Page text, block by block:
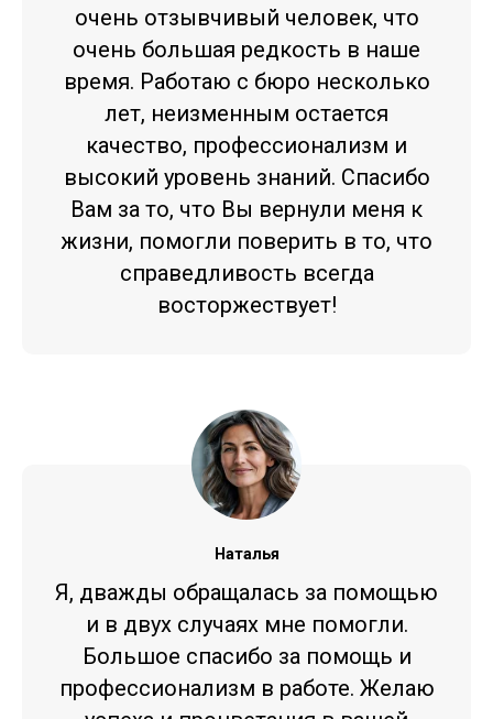
очень отзывчивый человек, что
очень большая редкость в наше
время. Работаю с бюро несколько
лет, неизменным остается
качество, профессионализм и
высокий уровень знаний. Спасибо
Вам за то, что Вы вернули меня к
жизни, помогли поверить в то, что
справедливость всегда
восторжествует!
Наталья
Я, дважды обращалась за помощью
и в двух случаях мне помогли.
Большое спасибо за помощь и
профессионализм в работе. Желаю